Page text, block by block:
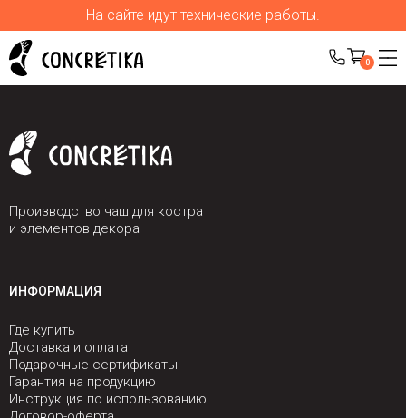
На сайте идут технические работы.
0
Производство чаш для костра
и элементов декора
ИНФОРМАЦИЯ
Где купить
Доставка и оплата
Подарочные сертификаты
Гарантия на продукцию
Инструкция по использованию